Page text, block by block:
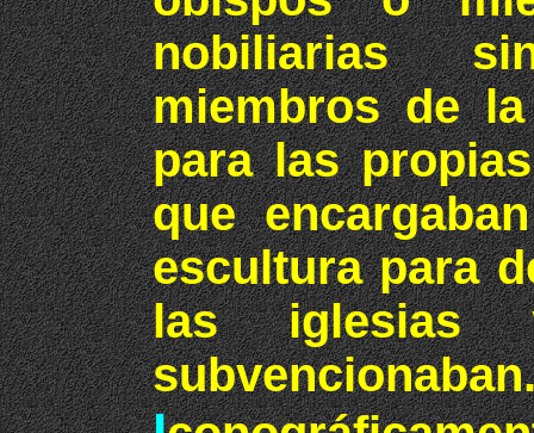
nobiliarias
miembros de
para las
que
escultura para
las iglesias